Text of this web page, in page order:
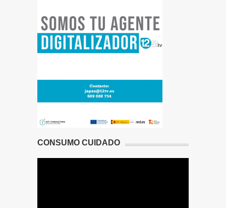
CONSUMO CUIDADO